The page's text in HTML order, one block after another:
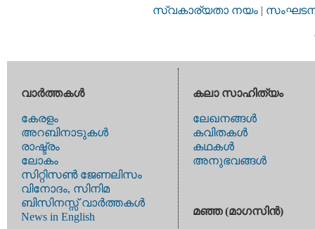
സ്വകാര്യതാ നയം |
വാര്‍ത്തകള്‍
കേരളം
അറബിനാടുകള്‍
രാഷ്ട്രം
ലോകം
സിറ്റിസണ്‍ ജേണലിസം
വിനോദം, സിനിമ
ബിസിനസ്സ് വാര്‍ത്തകള്‍
News in English
കലാ സാഹിത്യം
ലേഖനങ്ങള്‍
കവിതകള്‍
കഥകള്‍
അനുഭവങ്ങള്‍
മഞ്ഞ (മാഗസിന്‍)